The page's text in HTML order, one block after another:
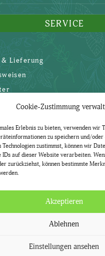
Cookie-Zustimmung
Erlebnis zu bieten, verwenden wir
zu speichern und/
Technologien zustimmst, können wir
IDs auf dieser Website verarbeiten.
zurückziehst, können bestimmte
Akzeptieren
Ablehnen
Einstellungen ansehen
SERVICE
Lieferung
SICHERHEIT
Natürlich. Mit